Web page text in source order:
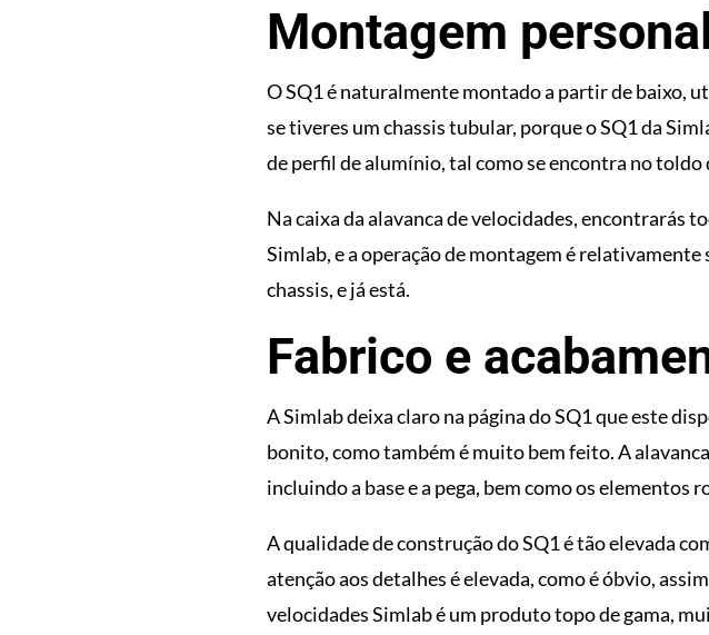
Montagem
O SQ1 é naturalmente montado a partir de baixo,
se tiveres um chassis tubular, porque o SQ1 da
de perfil de alumínio, tal como se encontra no toldo
Na caixa da alavanca de velocidades, encontrarás
Simlab, e a operação de montagem é
chassis, e já está.
Fabrico e
A Simlab deixa claro na página do SQ1 que este
bonito, como também é muito bem feito. A
incluindo a base e a pega, bem como os elementos
A qualidade de construção do SQ1 é tão elevada
atenção aos detalhes é elevada, como é óbvio,
velocidades Simlab é um produto topo de gama,